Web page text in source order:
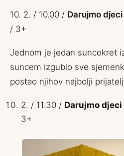
10. 2. / 10.00 / Darujmo
/ 3+
Jednom je jedan suncokret
suncem izgubio sve
postao njihov najbolji
2. / 11.30 / Darujmo djeci
3+